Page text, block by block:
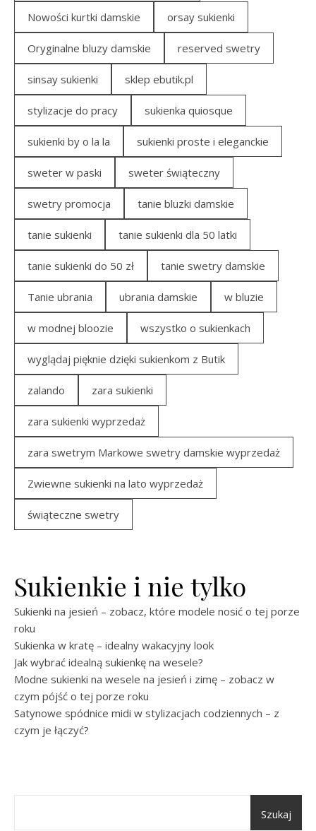
Nowości kurtki damskie orsay sukienki
Oryginalne bluzy damskie reserved swetry
sinsay sukienki sklep ebutik.pl
stylizacje do pracy sukienka quiosque
sukienki by o la la sukienki proste i eleganckie
sweter w paski sweter świąteczny
swetry promocja tanie bluzki damskie
tanie sukienki tanie sukienki dla 50 latki
tanie sukienki do 50 zł tanie swetry damskie
Tanie ubrania ubrania damskie w bluzie
w modnej bloozie wszystko o sukienkach
wyglądaj pięknie dzięki sukienkom z Butik
zalando zara sukienki
zara sukienki wyprzedaż
zara swetrym Markowe swetry damskie wyprzedaż
Zwiewne sukienki na lato wyprzedaż
świąteczne swetry
Sukienkie i nie tylko
Sukienki na jesień – zobacz, które modele nosić o tej porze
roku
Sukienka w kratę – idealny wakacyjny look
Jak wybrać idealną sukienkę na wesele?
Modne sukienki na wesele na jesień i zimę – zobacz w
czym pójść o tej porze roku
Satynowe spódnice midi w stylizacjach codziennych – z
czym je łączyć?
Szukaj